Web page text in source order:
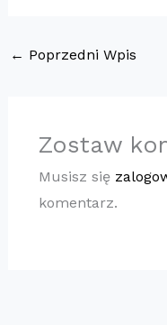
← Poprzedni Wpis
Zostaw
Musisz się
komentarz.